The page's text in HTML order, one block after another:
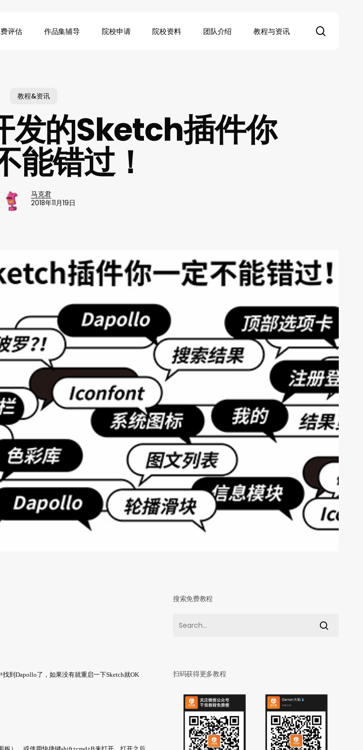
评估 作品集辅导 院校申请 院校资料 团队介绍 教程与资讯
教程&资讯
发的Sketch插件你
能错过！
马克君
2018年11月19日
到Dapollo了，如果没有就重启一下Sketch就OK
搜索免费教程
扫码获得更多教程